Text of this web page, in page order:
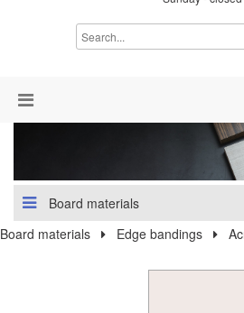
Board materials
Board materials
Edge bandings